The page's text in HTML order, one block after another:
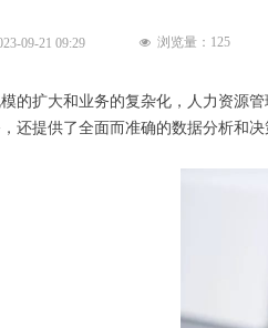
的扩大和业务的复杂化，人力资源
还提供了全面而准确的数据分析和决
09-21 09:29 넶 浏览量： 125